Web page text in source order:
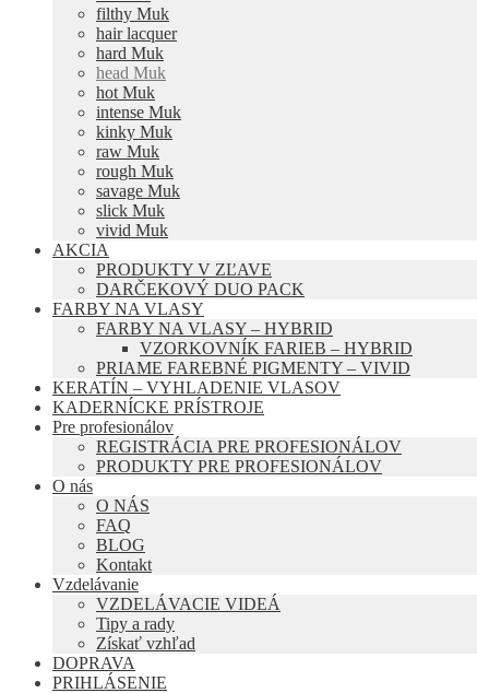
filthy Muk
hair lacquer
hard Muk
head Muk
hot Muk
intense Muk
kinky Muk
raw Muk
rough Muk
savage Muk
slick Muk
vivid Muk
AKCIA
PRODUKTY V ZĽAVE
DARČEKOVÝ DUO PACK
FARBY NA VLASY
FARBY NA VLASY – HYBRID
VZORKOVNÍK FARIEB – HYBRID
PRIAME FAREBNÉ PIGMENTY – VIVID
KERATÍN – VYHLADENIE VLASOV
KADERNÍCKE PRÍSTROJE
Pre profesionálov
REGISTRÁCIA PRE PROFESIONÁLOV
PRODUKTY PRE PROFESIONÁLOV
O nás
O NÁS
FAQ
BLOG
Kontakt
Vzdelávanie
VZDELÁVACIE VIDEÁ
Tipy a rady
Získať vzhľad
DOPRAVA
PRIHLÁSENIE